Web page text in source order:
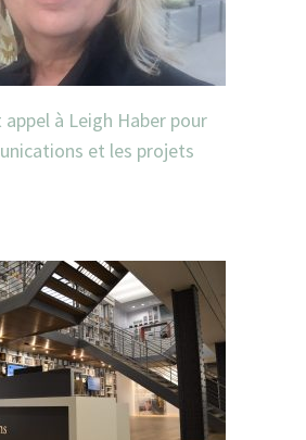
à Leigh Haber pour
et les projets